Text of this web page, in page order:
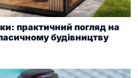
практичний погляд на
будівництву